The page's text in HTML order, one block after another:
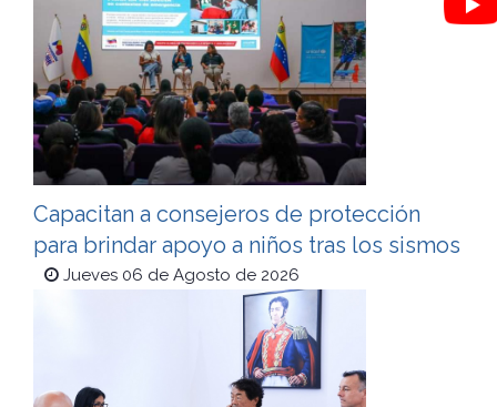
Capacitan a consejeros de protección
para brindar apoyo a niños tras los sismos
Jueves 06 de Agosto de 2026